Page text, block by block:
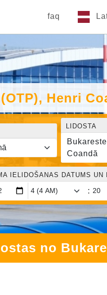
faq
Henri
LIDOSTA
Coandă
IELIDOŠANAS DATUMS UN
:
no